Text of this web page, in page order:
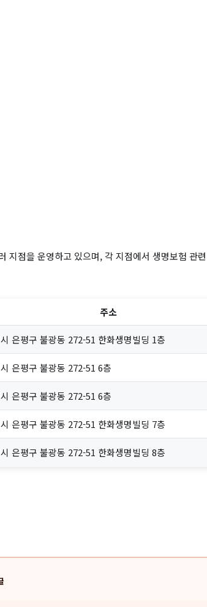
지점을 운영하고 있으며, 각 지점에서 생명보험 관
주소
은평구 불광동 272-51 한화생명빌딩 1층
은평구 불광동 272-51 6층
은평구 불광동 272-51 6층
은평구 불광동 272-51 한화생명빌딩 7층
은평구 불광동 272-51 한화생명빌딩 8층